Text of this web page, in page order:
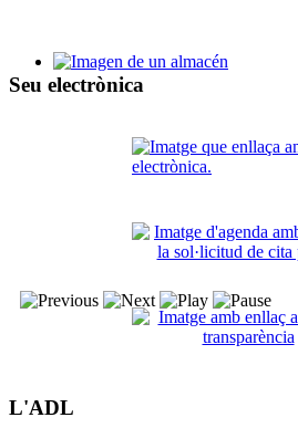
Taller de Empleo Villa de Santa
Seu electrònica
L'ADL